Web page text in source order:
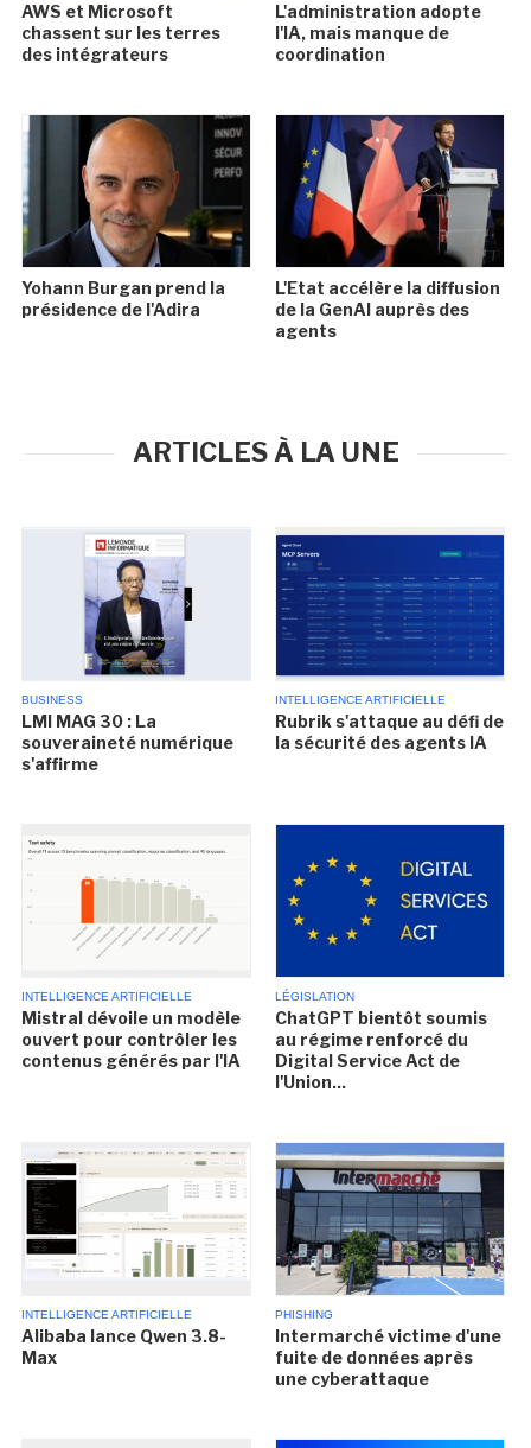
AWS et Microsoft
chassent sur les terres
des intégrateurs
L'administration adopte
l'IA, mais manque de
coordination
Yohann Burgan prend la
présidence de l'Adira
L'Etat accélère la diffusion
de la GenAI auprès des
agents
ARTICLES À LA UNE
BUSINESS
LMI MAG 30 : La
souveraineté numérique
s'affirme
INTELLIGENCE ARTIFICIELLE
Rubrik s'attaque au défi de
la sécurité des agents IA
INTELLIGENCE ARTIFICIELLE
Mistral dévoile un modèle
ouvert pour contrôler les
contenus générés par l'IA
LÉGISLATION
ChatGPT bientôt soumis
au régime renforcé du
Digital Service Act de
l'Union...
INTELLIGENCE ARTIFICIELLE
Alibaba lance Qwen 3.8-
Max
PHISHING
Intermarché victime d'une
fuite de données après
une cyberattaque